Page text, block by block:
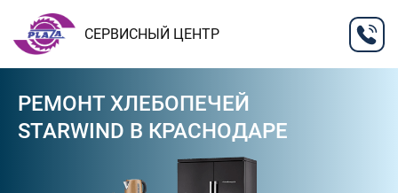
СЕРВИСНЫЙ ЦЕНТР
РЕМОНТ ХЛЕБОПЕЧЕЙ
STARWIND В КРАСНОДАРЕ